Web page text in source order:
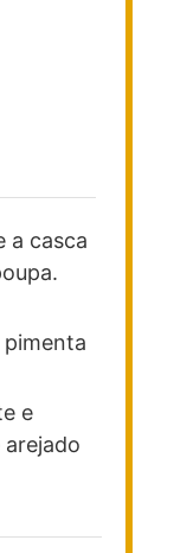
a casca
pimenta
e